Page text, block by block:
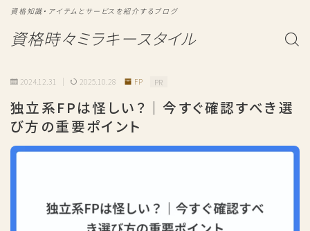
資格時々ミラキースタイル
資格知識・アイテムとサービスを紹介するブログ
2024.12.31 2025.10.28 FP PR
独立系FPは怪しい？｜今すぐ確認すべき選
び方の重要ポイント